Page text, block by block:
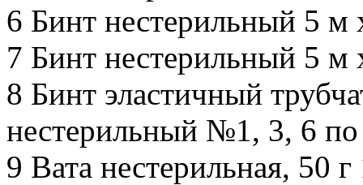
6 Бинт нестерильный 5 м
7 Бинт нестерильный 5 м
8 Бинт эластичный
нестерильный №1, 3, 6
9 Вата нестерильная, 50